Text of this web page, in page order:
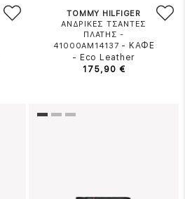
TOMMY HILFIGER
ΑΝΔΡΙΚΕΣ ΤΣΑΝΤΕΣ
ΠΛΑΤΗΣ -
41000AM14137 - ΚΑΦΕ
- Eco Leather
175,90 €